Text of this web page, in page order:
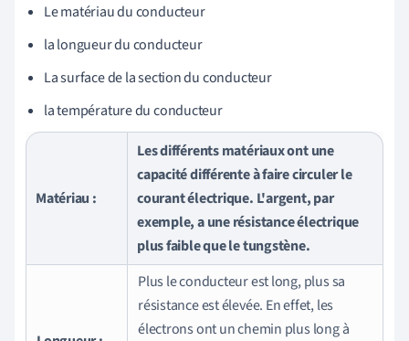
Le matériau du conducteur
la longueur du conducteur
La surface de la section du conducteur
la température du conducteur
Matériau :
Les différents matériaux ont une
capacité différente à faire circuler le
courant électrique. L'argent, par
exemple, a une résistance électrique
plus faible que le tungstène.
Plus le conducteur est long, plus sa
résistance est élevée. En effet, les
électrons ont un chemin plus long à